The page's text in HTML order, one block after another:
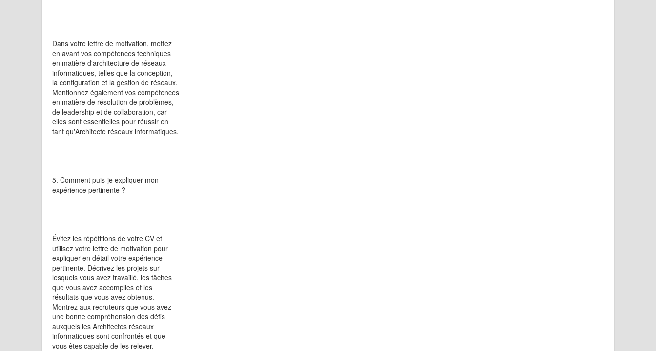
Dans votre lettre de motivation, mettez
en avant vos compétences techniques
en matière d'architecture de réseaux
informatiques, telles que la conception,
la configuration et la gestion de réseaux.
Mentionnez également vos compétences
en matière de résolution de problèmes,
de leadership et de collaboration, car
elles sont essentielles pour réussir en
tant qu'Architecte réseaux informatiques.
5. Comment puis-je expliquer mon
expérience pertinente ?
Évitez les répétitions de votre CV et
utilisez votre lettre de motivation pour
expliquer en détail votre expérience
pertinente. Décrivez les projets sur
lesquels vous avez travaillé, les tâches
que vous avez accomplies et les
résultats que vous avez obtenus.
Montrez aux recruteurs que vous avez
une bonne compréhension des défis
auxquels les Architectes réseaux
informatiques sont confrontés et que
vous êtes capable de les relever.